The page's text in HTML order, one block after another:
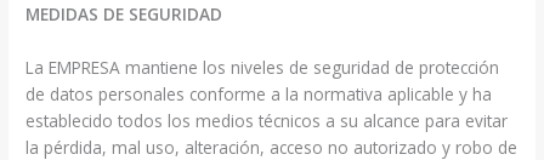
MEDIDAS DE SEGURIDAD
La EMPRESA mantiene los niveles de seguridad de protección
de datos personales conforme a la normativa aplicable y ha
establecido todos los medios técnicos a su alcance para evitar
la pérdida, mal uso, alteración, acceso no autorizado y robo de